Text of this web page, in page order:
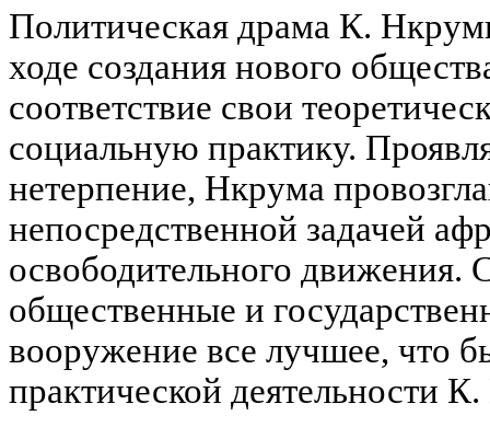
Политическая драма К.
ходе создания нового
соответствие свои
социальную практику.
нетерпение, Нкрума
непосредственной задачей
освободительного движения.
общественные и
вооружение все лучшее, что
практической деятельности